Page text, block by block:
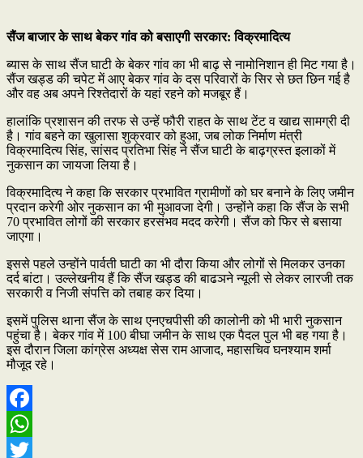
सैंज बाजार के साथ बेकर गांव को बसाएगी सरकार: विक्रमादित्य
ब्यास के साथ सैंज घाटी के बेकर गांव का भी बाढ़ से नामोनिशान ही मिट गया है।
सैंज खड्ड की चपेट में आए बेकर गांव के दस परिवारों के सिर से छत छिन गई है
और वह अब अपने रिश्तेदारों के यहां रहने को मजबूर हैं।
हालांकि प्रशासन की तरफ से उन्हें फौरी राहत के साथ टेंट व खाद्य सामग्री दी
है। गांव बहने का खुलासा शुक्रवार को हुआ, जब लोक निर्माण मंत्री
विक्रमादित्य सिंह, सांसद प्रतिभा सिंह ने सैंज घाटी के बाढ़ग्रस्त इलाकों में
नुकसान का जायजा लिया है।
विक्रमादित्य ने कहा कि सरकार प्रभावित ग्रामीणों को घर बनाने के लिए जमीन
प्रदान करेगी ओर नुकसान का भी मुआवजा देगी। उन्होंने कहा कि सैंज के सभी
70 प्रभावित लोगों की सरकार हरसंभव मदद करेगी। सैंज को फिर से बसाया
जाएगा।
इससे पहले उन्होंने पार्वती घाटी का भी दौरा किया और लोगों से मिलकर उनका
दर्द बांटा। उल्लेखनीय हैं कि सैंज खड्ड की बाढञने न्यूली से लेकर लारजी तक
सरकारी व निजी संपत्ति को तबाह कर दिया।
इसमें पुलिस थाना सैंज के साथ एनएचपीसी की कालोनी को भी भारी नुकसान
पहुंचा है। बेकर गांव में 100 बीघा जमीन के साथ एक पैदल पुल भी बह गया है।
इस दौरान जिला कांग्रेस अध्यक्ष सेस राम आजाद, महासचिव घनश्याम शर्मा
मौजूद रहे।
Facebook
WhatsApp